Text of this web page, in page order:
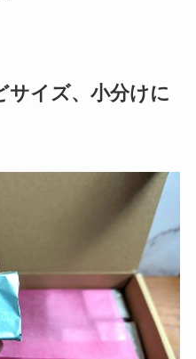
サイズ、小分けに